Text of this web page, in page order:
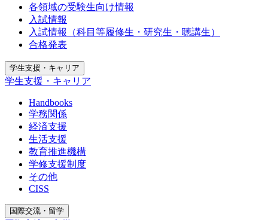
各領域の受験生向け情報
入試情報
入試情報（科目等履修生・研究生・聴講生）
合格発表
学生支援・キャリア
学生支援・キャリア
Handbooks
学務関係
経済支援
生活支援
教育推進機構
学修支援制度
その他
CISS
国際交流・留学